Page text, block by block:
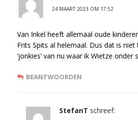
24 MAART 2023 OM 17:52
Van Inkel heeft allemaal oude
Frits Spits al helemaal. Dus dat is
‘jonkies’ van nu waar ik Wietze onder
BEANTWOORDEN
StefanT schreef: